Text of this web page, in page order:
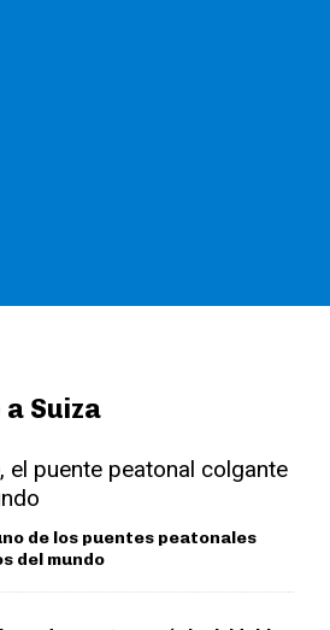
a Suiza
de los puentes peatonales
del mundo